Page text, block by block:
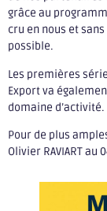
grâce au
cru en nous et
possible.
Les premières
Export va
domaine d’activité.
Pour de plus
Olivier RAVIART au